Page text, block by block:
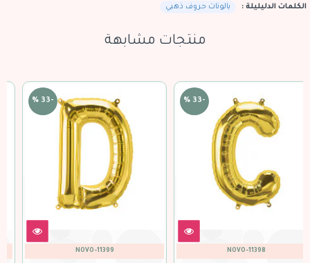
الكلمات الدليليلة : بالونات حروف ذهبي
منتجات مشابهة